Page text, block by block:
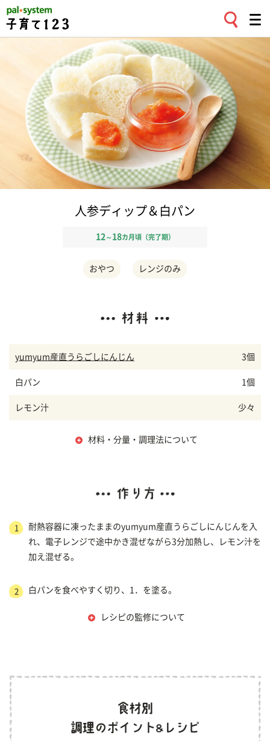
人参ディップ＆白パン
12 ～ 18カ月頃（完了期）
おやつ レンジのみ
yumyum産直うらごしにんじん 3個
白パン 1個
レモン汁 少々
材料・分量・調理法について
1
耐熱容器に凍ったままのyumyum産直うらごしにんじんを入
れ、電子レンジで途中かき混ぜながら3分加熱し、レモン汁を
加え混ぜる。
2 白パンを食べやすく切り、1．を塗る。
レシピの監修について